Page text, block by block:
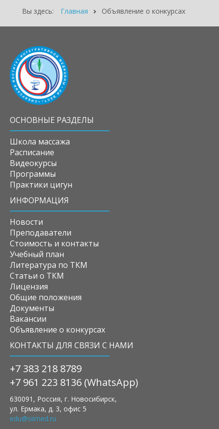
Вы здесь: Главная Объявление о конкурсах
ОСНОВНЫЕ РАЗДЕЛЫ
Школа массажа
Расписание
Видеокурсы
Программы
Практики цигун
ИНФОРМАЦИЯ
Новости
Преподаватели
Стоимость и контакты
Учебный план
Литература по ТКМ
Статьи о ТКМ
Лицензия
Общие положения
Документы
Вакансии
Объявление о конкурсах
КОНТАКТЫ ДЛЯ СВЯЗИ С НАМИ
+7 383 218 8789
+7 961 223 8136 (WhatsApp)
630091, Россия, г. Новосибирск,
ул. Ермака, д. 3, офис 5
edu@siimed.ru